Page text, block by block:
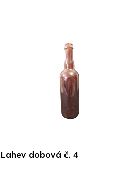
Lahev dobová č. 4